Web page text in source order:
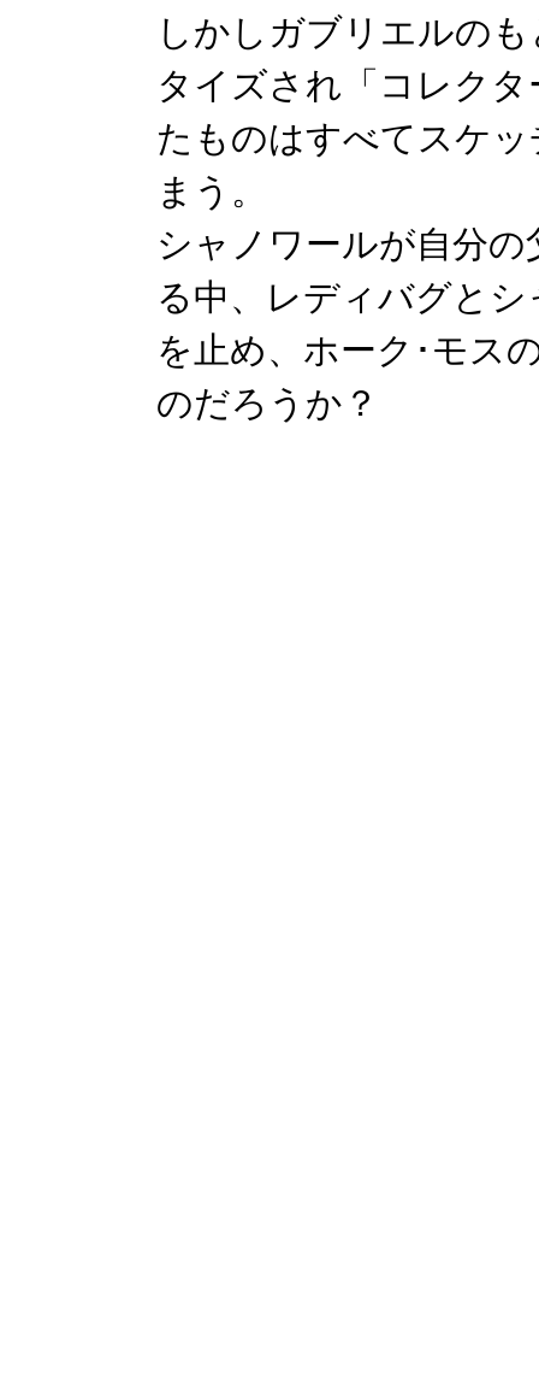
しかしガブリエルの
タイズされ「コレク
たものはすべてスケ
まう。
シャノワールが自分
る中、レディバグと
を止め、ホーク･モス
のだろうか？